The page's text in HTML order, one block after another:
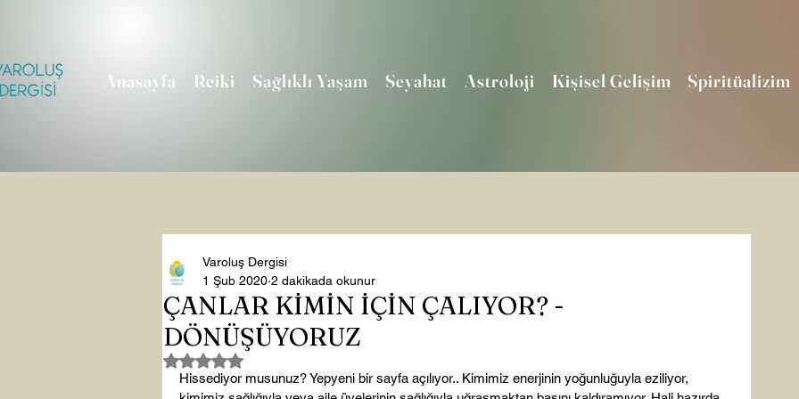
Anasayfa Reiki Sağlıklı Yaşam Seyahat Astroloji Kişisel Gelişim Spiritüalizim
ÇANLAR KİMİN İÇİN ÇALIYOR? -
DÖNÜŞÜYORUZ
Varoluş Dergisi
1 Şub 2020 2 dakikada okunur
5 üzerinden NaN yıldız
Hissediyor musunuz? Yepyeni bir sayfa açılıyor.. Kimimiz enerjinin yoğunluğuyla eziliyor,